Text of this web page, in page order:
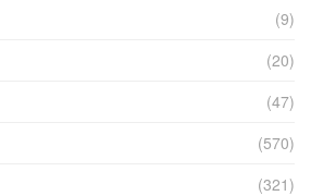
(9)
(20)
(47)
(570)
(321)